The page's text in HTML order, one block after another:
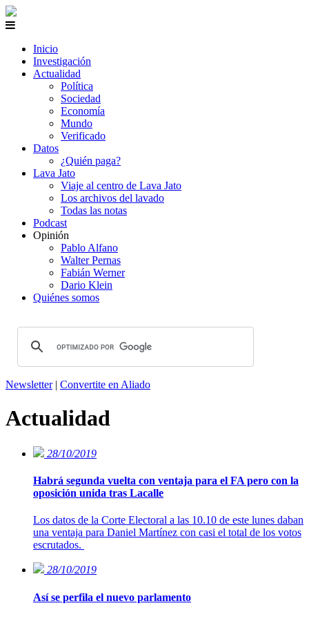
Inicio
Investigación
Actualidad
Política
Sociedad
Economía
Mundo
Verificado
Datos
¿Quién paga?
Lava Jato
Viaje al centro de Lava Jato
Los archivos del lavado
Todas las notas
Podcast
Opinión
Pablo Alfano
Walter Pernas
Fabián Werner
Dario Klein
Quiénes somos
Newsletter| Convertite en Aliado
Actualidad
28/10/2019
Habrá segunda vuelta con ventaja para el FA pero con la
oposición unida tras Lacalle
Los datos de la Corte Electoral a las 10.10 de este lunes daban
una ventaja para Daniel Martínez con casi el total de los votos
escrutados.
28/10/2019
Así se perfila el nuevo parlamento